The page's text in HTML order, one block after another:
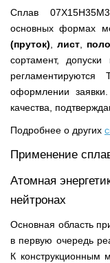
Сплав
основных формах
(пруток)
лист
сортамент,
оформлении
качества,
Подробнее о других
Применение
Атомная
нейтронах
Основная область
в первую очередь
К конструкционным